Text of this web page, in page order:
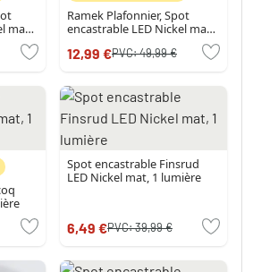
mat,
Ramek Plafonnier, Spot
encastrable LED Nickel mat,
12,99 €PVC:49,99 €
Spot encastrable Finsrud
LED Nickel mat, 1 lumière
6,49 €PVC:39,99 €